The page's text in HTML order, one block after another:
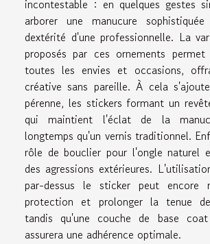
incontestable : en quelques gestes
arborer une manucure
dextérité d'une professionnelle. La
proposés par ces ornements
toutes les envies et occasions,
créative sans pareille. À cela
pérenne, les stickers formant un
qui maintient l'éclat de la
longtemps qu'un vernis traditionnel.
rôle de bouclier pour l'ongle naturel
des agressions extérieures.
par-dessus le sticker peut encore
protection et prolonger la tenue
tandis qu'une couche de base
assurera une adhérence optimale.